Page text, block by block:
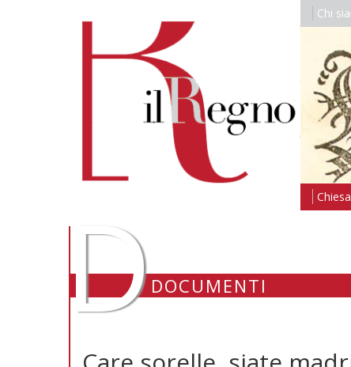
Chi
DDOCUMENTI